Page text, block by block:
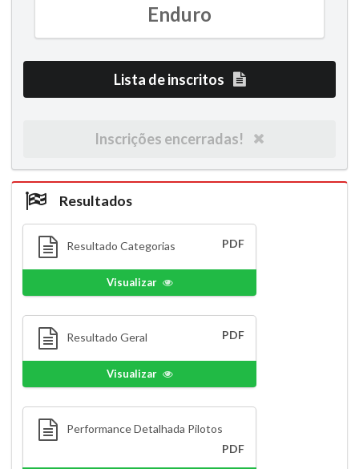
Enduro
Lista de inscritos
Inscrições encerradas!
Resultados
Resultado Categorias PDF
Visualizar
Resultado Geral PDF
Visualizar
Performance Detalhada Pilotos
PDF